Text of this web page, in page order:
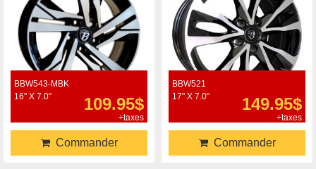
BBW543-MBK
16" X 7.0"
109.95$
+taxes
Commander
BBW521
17" X 7.0"
149.95$
+taxes
Commander